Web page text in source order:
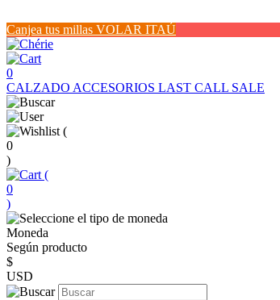
Canjea tus millas VOLAR ITAÚ
0
CALZADO ACCESORIOS LAST CALL SALE
(
0
)
(
0
)
Moneda
Según producto
$
USD